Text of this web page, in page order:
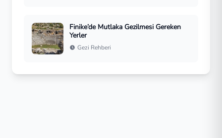
Finike’de Mutlaka Gezilmesi Gereken
Yerler
Gezi Rehberi